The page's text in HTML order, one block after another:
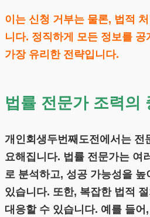
이는 신청 거부는 물론, 법적
니다. 정직하게 모든 정보를
가장 유리한 전략입니다.
법률 전문가 조력의
개인회생두번째도전에서는 전
요해집니다. 법률 전문가는 여
로 분석하고, 성공 가능성을
있습니다. 또한, 복잡한 법적
대응할 수 있습니다. 예를 들